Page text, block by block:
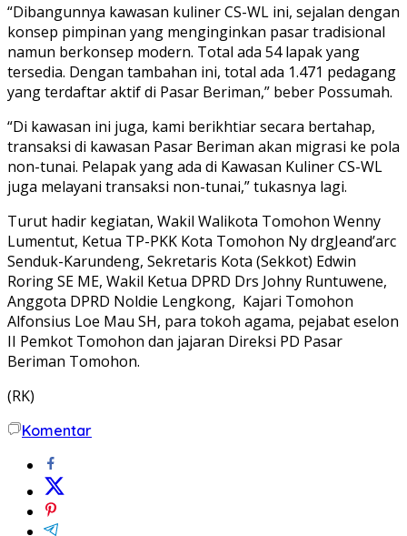
“Dibangunnya kawasan kuliner CS-WL ini, sejalan dengan
konsep pimpinan yang menginginkan pasar tradisional
namun berkonsep modern. Total ada 54 lapak yang
tersedia. Dengan tambahan ini, total ada 1.471 pedagang
yang terdaftar aktif di Pasar Beriman,” beber Possumah.
“Di kawasan ini juga, kami berikhtiar secara bertahap,
transaksi di kawasan Pasar Beriman akan migrasi ke pola
non-tunai. Pelapak yang ada di Kawasan Kuliner CS-WL
juga melayani transaksi non-tunai,” tukasnya lagi.
Turut hadir kegiatan, Wakil Walikota Tomohon Wenny
Lumentut, Ketua TP-PKK Kota Tomohon Ny drgJeand’arc
Senduk-Karundeng, Sekretaris Kota (Sekkot) Edwin
Roring SE ME, Wakil Ketua DPRD Drs Johny Runtuwene,
Anggota DPRD Noldie Lengkong, Kajari Tomohon
Alfonsius Loe Mau SH, para tokoh agama, pejabat eselon
II Pemkot Tomohon dan jajaran Direksi PD Pasar
Beriman Tomohon.
(RK)
Komentar